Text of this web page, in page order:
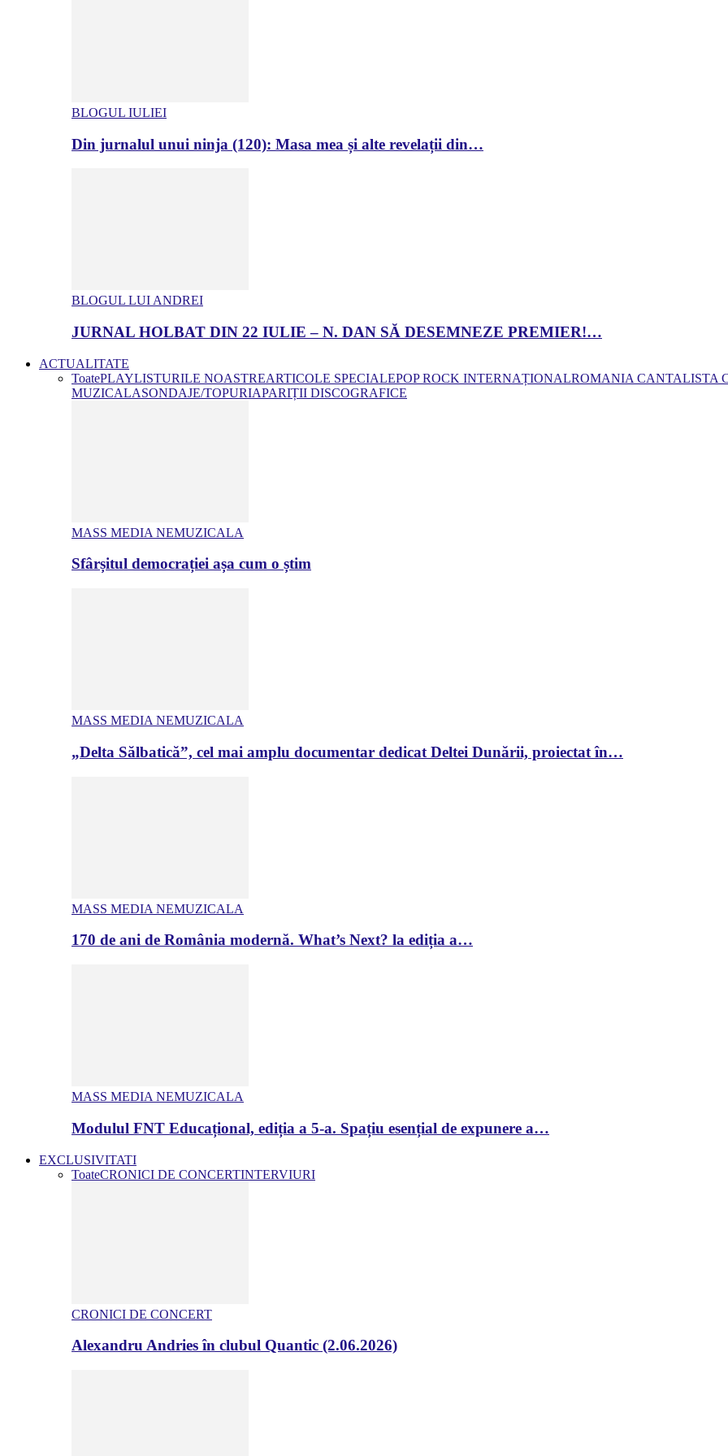
BLOGUL IULIEI
Din jurnalul unui ninja (120): Masa mea și alte revelații din…
BLOGUL LUI ANDREI
JURNAL HOLBAT DIN 22 IULIE – N. DAN SĂ DESEMNEZE PREMIER!…
ACTUALITATE
ToatePLAYLISTURILE NOASTREARTICOLE SPECIALEPOP ROCK INTERNAȚIONALROMANIA CANTALISTA
MUZICALASONDAJE/TOPURIAPARIȚII DISCOGRAFICE
MASS MEDIA NEMUZICALA
Sfârșitul democrației așa cum o știm
MASS MEDIA NEMUZICALA
„Delta Sălbatică”, cel mai amplu documentar dedicat Deltei Dunării, proiectat în…
MASS MEDIA NEMUZICALA
170 de ani de România modernă. What’s Next? la ediția a…
MASS MEDIA NEMUZICALA
Modulul FNT Educațional, ediția a 5-a. Spațiu esențial de expunere a…
EXCLUSIVITATI
ToateCRONICI DE CONCERTINTERVIURI
CRONICI DE CONCERT
Alexandru Andries în clubul Quantic (2.06.2026)